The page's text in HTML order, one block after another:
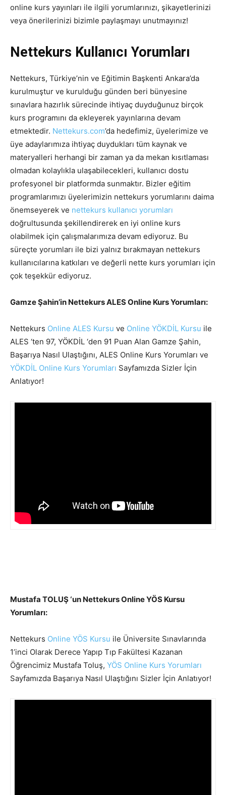
online kurs yayınları ile ilgili yorumlarınızı, şikayetlerinizi
veya önerilerinizi bizimle paylaşmayı unutmayınız!
Nettekurs Kullanıcı Yorumları
Nettekurs, Türkiye’nin ve Eğitimin Başkenti Ankara’da
kurulmuştur ve kurulduğu günden beri bünyesine
sınavlara hazırlık sürecinde ihtiyaç duyduğunuz birçok
kurs programını da ekleyerek yayınlarına devam
etmektedir. Nettekurs.com’da hedefimiz, üyelerimize ve
üye adaylarımıza ihtiyaç duydukları tüm kaynak ve
materyalleri herhangi bir zaman ya da mekan kısıtlaması
olmadan kolaylıkla ulaşabilecekleri, kullanıcı dostu
profesyonel bir platformda sunmaktır. Bizler eğitim
programlarımızı üyelerimizin nettekurs yorumlarını daima
önemseyerek ve nettekurs kullanıcı yorumları
doğrultusunda şekillendirerek en iyi online kurs
olabilmek için çalışmalarımıza devam ediyoruz. Bu
süreçte yorumları ile bizi yalnız bırakmayan nettekurs
kullanıcılarına katkıları ve değerli nette kurs yorumları için
çok teşekkür ediyoruz.
Gamze Şahin’in Nettekurs ALES Online Kurs Yorumları:
Nettekurs Online ALES Kursu ve Online YÖKDİL Kursu ile
ALES ‘ten 97, YÖKDİL ‘den 91 Puan Alan Gamze Şahin,
Başarıya Nasıl Ulaştığını, ALES Online Kurs Yorumları ve
YÖKDİL Online Kurs Yorumları Sayfamızda Sizler İçin
Anlatıyor!
Mustafa TOLUŞ ‘un Nettekurs Online YÖS Kursu
Yorumları:
Nettekurs Online YÖS Kursu ile Üniversite Sınavlarında
1’inci Olarak Derece Yapıp Tıp Fakültesi Kazanan
Öğrencimiz Mustafa Toluş, YÖS Online Kurs Yorumları
Sayfamızda Başarıya Nasıl Ulaştığını Sizler İçin Anlatıyor!